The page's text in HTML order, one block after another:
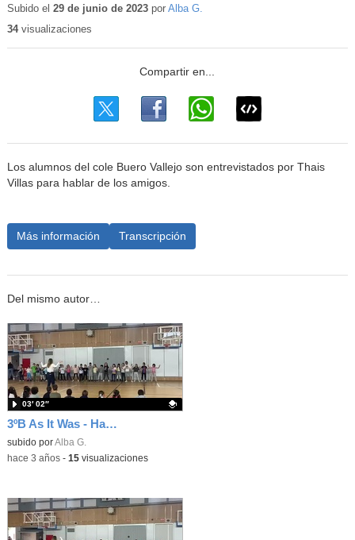
Subido el 29 de junio de 2023por Alba G.
34visualizaciones
Los alumnos del cole Buero Vallejo son entrevistados por Thais
Villas para hablar de los amigos.
Más información Transcripción
Del mismo autor…
3ºB As It Was - Harry Styles
Contenido educativo.
subido porAlba G.
03′ 02″
-hace 3 años- 15visualizaciones